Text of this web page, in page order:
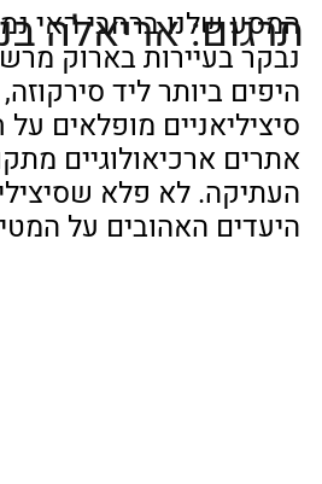
המסע שלנו ברחבי האי
נבקר בעיירות בארוק
היפים ביותר ליד
סיציליאניים מופלאים על
אתרים ארכיאולוגיים
העתיקה. לא פלא
היעדים האהובים על
תרגום: אריאלה